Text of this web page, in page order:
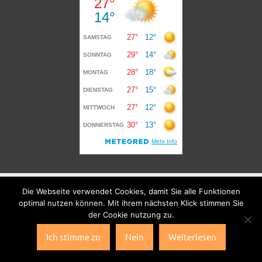
Die Webseite verwendet Cookies, damit Sie alle Funktionen
optimal nutzen können. Mit ihrem nächsten Klick stimmen Sie
der Cookie nutzung zu.
Ich stimme zu Nein Weiterlesen